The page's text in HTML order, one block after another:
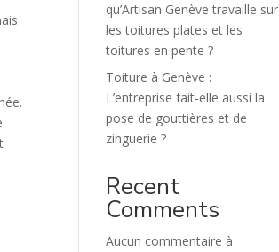
qu’Artisan Genève travaille sur
les toitures plates et les
toitures en pente ?
Toiture à Genève :
L’entreprise fait-elle aussi la
pose de gouttières et de
zinguerie ?
Recent
Comments
Aucun commentaire à